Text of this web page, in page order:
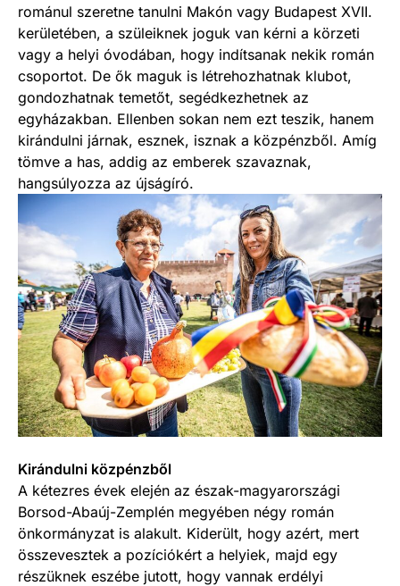
románul szeretne tanulni Makón vagy Budapest XVII.
kerületében, a szüleiknek joguk van kérni a körzeti
vagy a helyi óvodában, hogy indítsanak nekik román
csoportot. De ők maguk is létrehozhatnak klubot,
gondozhatnak temetőt, segédkezhetnek az
egyházakban. Ellenben sokan nem ezt teszik, hanem
kirándulni járnak, esznek, isznak a közpénzből. Amíg
tömve a has, addig az emberek szavaznak,
hangsúlyozza az újságíró.
Kirándulni közpénzből
A kétezres évek elején az észak-magyarországi
Borsod-Abaúj-Zemplén megyében négy román
önkormányzat is alakult. Kiderült, hogy azért, mert
összevesztek a pozíciókért a helyiek, majd egy
részüknek eszébe jutott, hogy vannak erdélyi